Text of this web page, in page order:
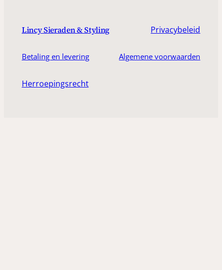
Lincy Sieraden & Styling Privacybeleid
Betaling en levering Algemene voorwaarden
Herroepingsrecht